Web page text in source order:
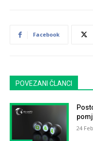
Facebook
POVEZANI ČLANCI
24